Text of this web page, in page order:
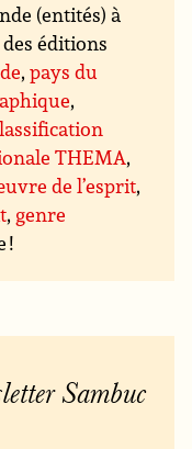
(entités) à
éditions
,pays du
,
THEMA,
de l’esprit,
, genre
!
Sambuc